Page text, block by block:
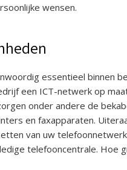
wensen.
essentieel binnen
een ICT-netwerk op
onder andere de
en faxapparaten.
van uw
telefooncentrale. Hoe